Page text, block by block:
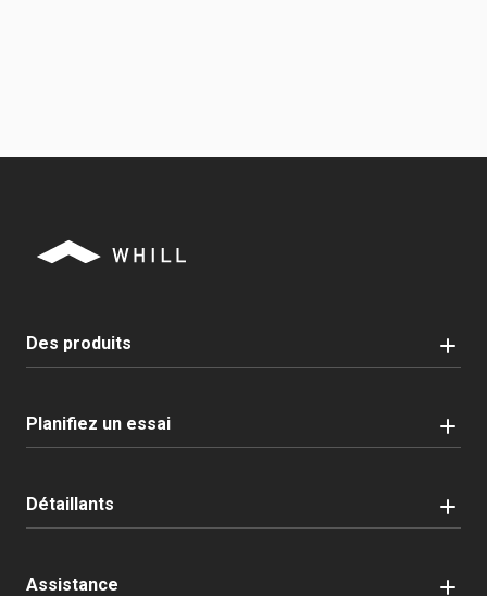
Des produits
Planifiez un essai
Détaillants
Assistance